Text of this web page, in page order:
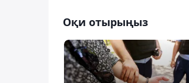
Оқи отырыңыз